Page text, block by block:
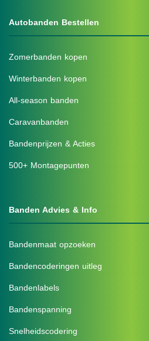
Autobanden Bestellen
Zomerbanden kopen
Winterbanden kopen
All-season banden
Caravanbanden
Bandenprijzen & Acties
500+ Montagepunten
Banden Advies & Info
Bandenmaat opzoeken
Bandencoderingen uitleg
Bandenlabels
Bandenspanning
Snelheidscodering